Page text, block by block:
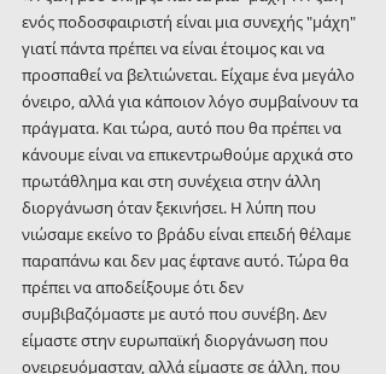
ενός ποδοσφαιριστή είναι μια συνεχής "μάχη"
γιατί πάντα πρέπει να είναι έτοιμος και να
προσπαθεί να βελτιώνεται. Είχαμε ένα μεγάλο
όνειρο, αλλά για κάποιον λόγο συμβαίνουν τα
πράγματα. Και τώρα, αυτό που θα πρέπει να
κάνουμε είναι να επικεντρωθούμε αρχικά στο
πρωτάθλημα και στη συνέχεια στην άλλη
διοργάνωση όταν ξεκινήσει. Η λύπη που
νιώσαμε εκείνο το βράδυ είναι επειδή θέλαμε
παραπάνω και δεν μας έφτανε αυτό. Τώρα θα
πρέπει να αποδείξουμε ότι δεν
συμβιβαζόμαστε με αυτό που συνέβη. Δεν
είμαστε στην ευρωπαϊκή διοργάνωση που
ονειρευόμασταν, αλλά είμαστε σε άλλη, που